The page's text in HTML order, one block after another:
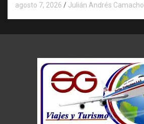
agosto 7, 2026 Julián Andrés Camacho